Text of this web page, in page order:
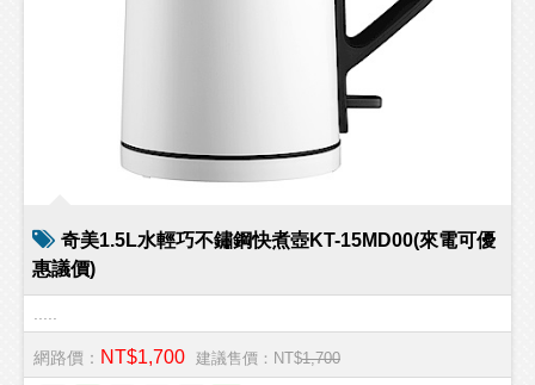
奇美1.5L水輕巧不鏽鋼快煮壺KT-15MD00(來電可優
惠議價)
網路價： NT$1,700 建議售價：NT$1,700